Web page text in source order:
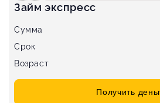
Займ экспресс
Сумма
Срок
Возраст
Получить